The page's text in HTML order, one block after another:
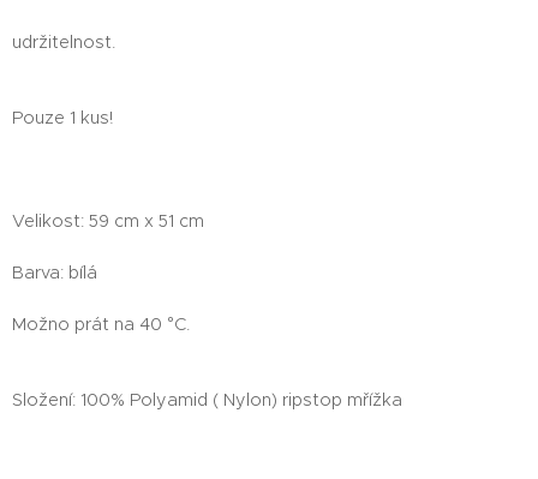
udržitelnost.
Pouze 1 kus!
Velikost: 59 cm x 51 cm
Barva: bílá
Možno prát na 40 °C.
Složení: 100% Polyamid ( Nylon) ripstop mřížka